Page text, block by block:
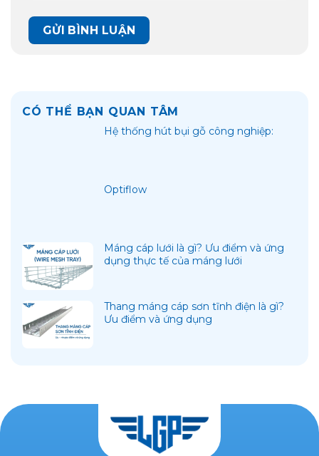
CÓ THỂ BẠN QUAN TÂM
Hệ thống hút bụi gỗ công nghiệp:
Optiflow
Máng cáp lưới là gì? Ưu điểm và ứng
dụng thực tế của máng lưới
Thang máng cáp sơn tĩnh điện là gì?
Ưu điểm và ứng dụng